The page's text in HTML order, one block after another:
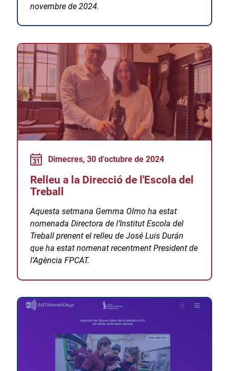
novembre de 2024.
Dimecres, 30 d’octubre de 2024
Relleu a la Direcció de l'Escola del
Treball
Aquesta setmana Gemma Olmo ha estat
nomenada Directora de l’Institut Escola del
Treball prenent el relleu de José Luis Durán
que ha estat nomenat recentment President de
l’Agència FPCAT.